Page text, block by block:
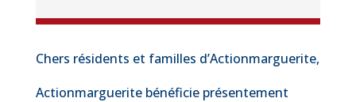
Chers résidents et familles d’Actionmarguerite,
Actionmarguerite bénéficie présentement